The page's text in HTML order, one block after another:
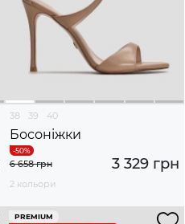
38 39 40
Босоніжки
3 329 грн
6 658 грн
2 кольори
PREMIUM